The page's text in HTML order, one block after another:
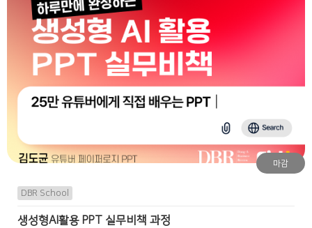
마감
DBR School
생성형AI활용 PPT 실무비책 과정